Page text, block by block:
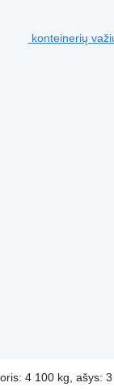
konteinerių
4 100 kg, ašys: 3